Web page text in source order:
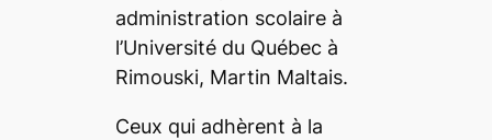
administration scolaire à
l’Université du Québec à
Rimouski, Martin Maltais.
Ceux qui adhèrent à la